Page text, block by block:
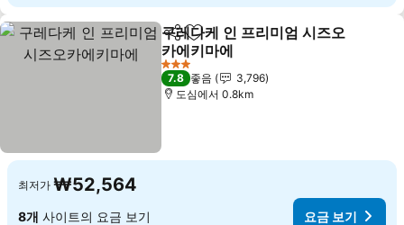
공유 즐겨찾기에 추가
구레다케 인 프리미엄 시즈오
카에키마에
3 성급
7.8 좋음
3,796
도심에서 0.8km
최저가 ₩52,564
8개 사이트의 요금 보기 요금 보기